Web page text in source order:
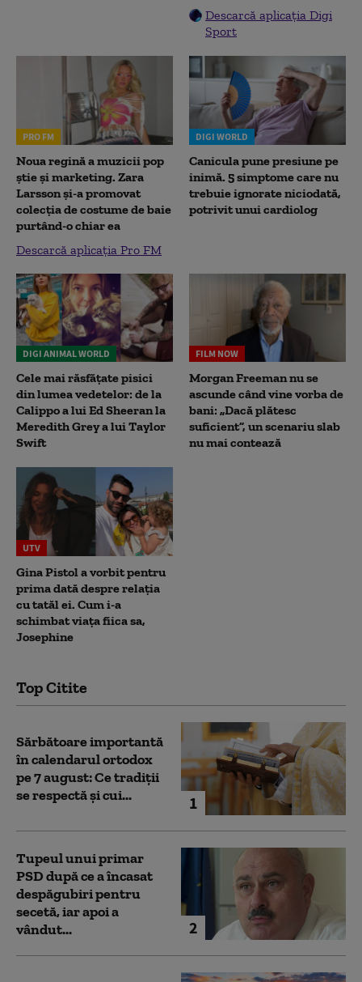
Descarcă aplicația Digi
Sport
PRO FM
Noua regină a muzicii pop
știe și marketing. Zara
Larsson și-a promovat
colecția de costume de baie
purtând-o chiar ea
Descarcă aplicația Pro FM
DIGI WORLD
Canicula pune presiune pe
inimă. 5 simptome care nu
trebuie ignorate niciodată,
potrivit unui cardiolog
DIGI ANIMAL WORLD
Cele mai răsfățate pisici
din lumea vedetelor: de la
Calippo a lui Ed Sheeran la
Meredith Grey a lui Taylor
Swift
FILM NOW
Morgan Freeman nu se
ascunde când vine vorba de
bani: „Dacă plătesc
suficient”, un scenariu slab
nu mai contează
UTV
Gina Pistol a vorbit pentru
prima dată despre relația
cu tatăl ei. Cum i-a
schimbat viața fiica sa,
Josephine
Top Citite
1
Sărbătoare importantă
în calendarul ortodox
pe 7 august: Ce tradiții
se respectă și cui...
2
Tupeul unui primar
PSD după ce a încasat
despăgubiri pentru
secetă, iar apoi a
vândut...